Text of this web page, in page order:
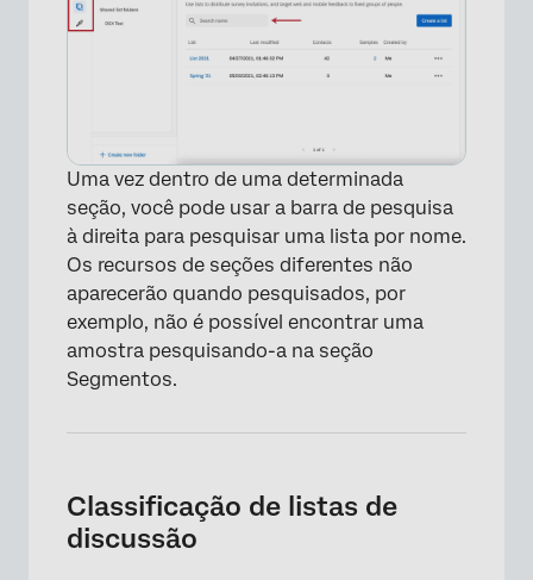
Uma vez dentro de uma determinada
seção, você pode usar a barra de pesquisa
à direita para pesquisar uma lista por nome.
Os recursos de seções diferentes não
aparecerão quando pesquisados, por
exemplo, não é possível encontrar uma
amostra pesquisando-a na seção
Segmentos.
Classificação de listas de
discussão